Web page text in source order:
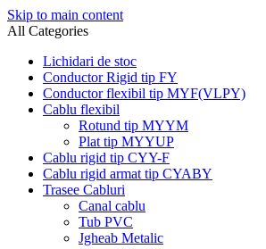
Skip to main content
All Categories
Lichidari de stoc
Conductor Rigid tip FY
Conductor flexibil tip MYF(VLPY)
Cablu flexibil
Rotund tip MYYM
Plat tip MYYUP
Cablu rigid tip CYY-F
Cablu rigid armat tip CYABY
Trasee Cabluri
Canal cablu
Tub PVC
Jgheab Metalic